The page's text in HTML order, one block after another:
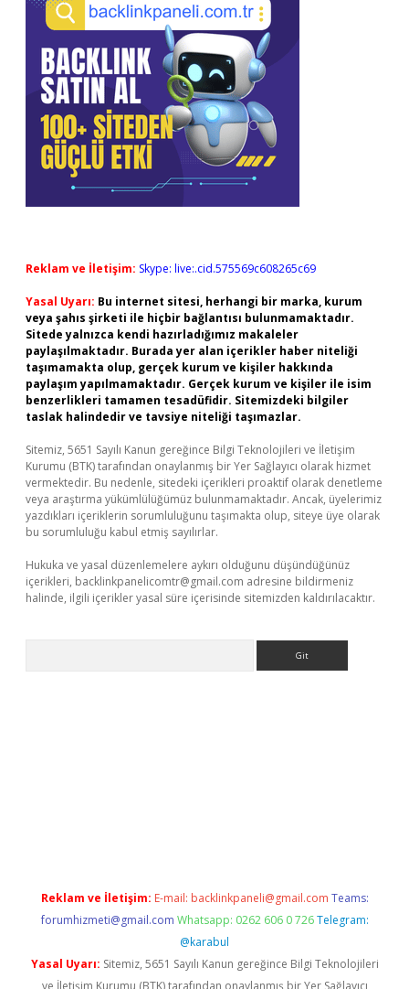
Reklam ve İletişim: Skype: live:.cid.575569c608265c69
Yasal Uyarı: Bu internet sitesi, herhangi bir marka, kurum
veya şahıs şirketi ile hiçbir bağlantısı bulunmamaktadır.
Sitede yalnızca kendi hazırladığımız makaleler
paylaşılmaktadır. Burada yer alan içerikler haber niteliği
taşımamakta olup, gerçek kurum ve kişiler hakkında
paylaşım yapılmamaktadır. Gerçek kurum ve kişiler ile isim
benzerlikleri tamamen tesadüfidir. Sitemizdeki bilgiler
taslak halindedir ve tavsiye niteliği taşımazlar.
Sitemiz, 5651 Sayılı Kanun gereğince Bilgi Teknolojileri ve İletişim
Kurumu (BTK) tarafından onaylanmış bir Yer Sağlayıcı olarak hizmet
vermektedir. Bu nedenle, sitedeki içerikleri proaktif olarak denetleme
veya araştırma yükümlülüğümüz bulunmamaktadır. Ancak, üyelerimiz
yazdıkları içeriklerin sorumluluğunu taşımakta olup, siteye üye olarak
bu sorumluluğu kabul etmiş sayılırlar.
Hukuka ve yasal düzenlemelere aykırı olduğunu düşündüğünüz
içerikleri, backlinkpanelicomtr@gmail.com adresine bildirmeniz
halinde, ilgili içerikler yasal süre içerisinde sitemizden kaldırılacaktır.
Reklam ve İletişim: E-mail: backlinkpaneli@gmail.com Teams:
forumhizmeti@gmail.com Whatsapp: 0262 606 0 726 Telegram:
@karabul
Yasal Uyarı: Sitemiz, 5651 Sayılı Kanun gereğince Bilgi Teknolojileri
ve İletişim Kurumu (BTK) tarafından onaylanmış bir Yer Sağlayıcı